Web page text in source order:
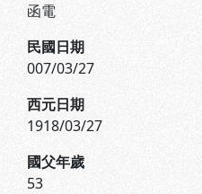
函電
民國日期
007/03/27
西元日期
1918/03/27
國父年歲
53